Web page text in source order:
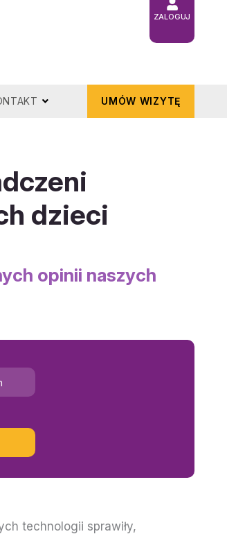
ZALOGUJ
UMÓW WIZYTĘ
dzieci
opinii naszych
technologii sprawiły,